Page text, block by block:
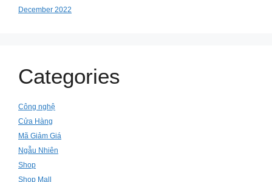
December 2022
Categories
Công nghệ
Cửa Hàng
Mã Giảm Giá
Ngẫu Nhiên
Shop
Shop Mall